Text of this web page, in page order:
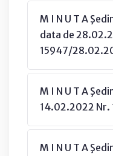
M I N U T A
data de
15947/
M I N U T A
14.02.2022
M I N U T A